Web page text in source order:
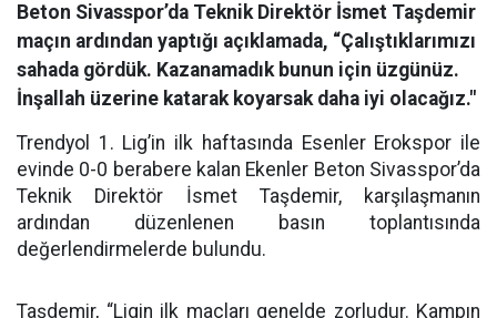
Beton Sivasspor’da Teknik Direktör İsmet Taşdemir
maçın ardından yaptığı açıklamada, “Çalıştıklarımızı
sahada gördük. Kazanamadık bunun için üzgünüz.
İnşallah üzerine katarak koyarsak daha iyi olacağız."
Trendyol 1. Lig’in ilk haftasında Esenler Erokspor ile
evinde 0-0 berabere kalan Ekenler Beton Sivasspor’da
Teknik Direktör İsmet Taşdemir, karşılaşmanın
ardından düzenlenen basın toplantısında
değerlendirmelerde bulundu.
Taşdemir, “Ligin ilk maçları genelde zorludur. Kampın